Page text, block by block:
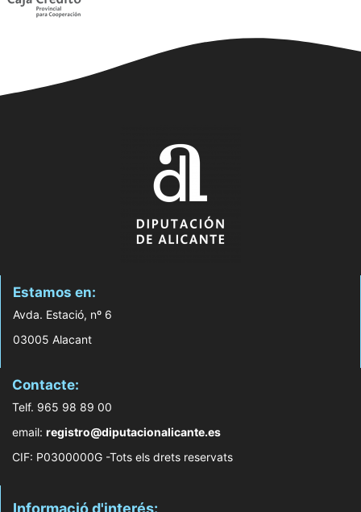
Estamos en:
Avda. Estació, nº 6
03005 Alacant
Contacte:
Telf. 965 98 89 00
email: registro@diputacionalicante.es
CIF: P0300000G -Tots els drets reservats
Informació d'interés: